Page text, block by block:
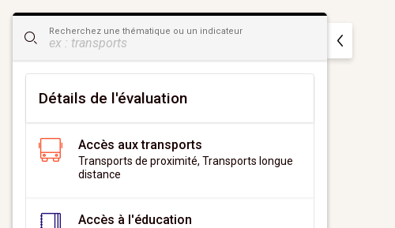
CityScan
widgetRecherchez une thématique ou un indicateur
Détails de l'évaluation
Accès aux transports
Transports de proximité, Transports longue
distance
Accès à l'éducation